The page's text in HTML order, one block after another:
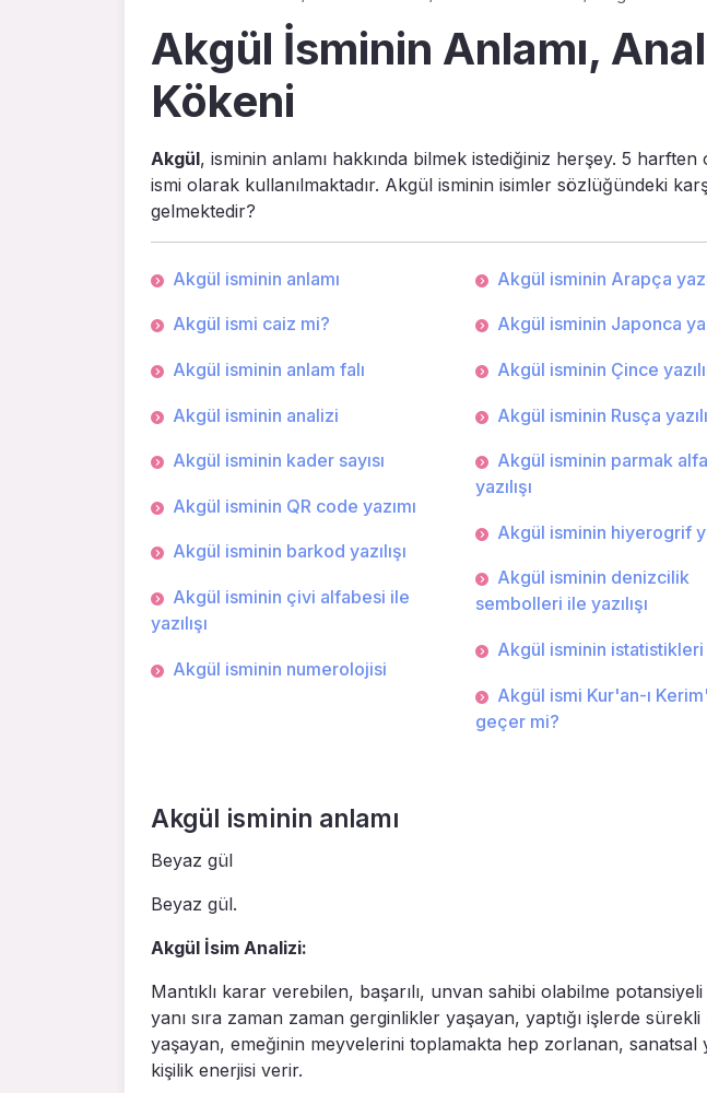
Akgül İsminin Anlamı,
Kökeni
Akgül, isminin anlamı hakkında bilmek istediğiniz herşey. 5 harften
ismi olarak kullanılmaktadır. Akgül isminin isimler sözlüğündeki
gelmektedir?
Akgül isminin anlamı
Akgül ismi caiz mi?
Akgül isminin anlam falı
Akgül isminin analizi
Akgül isminin kader sayısı
Akgül isminin QR code yazımı
Akgül isminin barkod yazılışı
Akgül isminin çivi alfabesi ile
yazılışı
Akgül isminin numerolojisi
Akgül isminin Arapça
Akgül isminin Japonca
Akgül isminin Çince
Akgül isminin Rusça
Akgül isminin parmak
yazılışı
Akgül isminin hiyerogrif
Akgül isminin denizcilik
sembolleri ile yazılışı
Akgül isminin istatistikleri
Akgül ismi Kur'an-ı
geçer mi?
Akgül isminin anlamı
Beyaz gül
Beyaz gül.
Akgül İsim Analizi:
Mantıklı karar verebilen, başarılı, unvan sahibi olabilme
yanı sıra zaman zaman gerginlikler yaşayan, yaptığı işlerde
yaşayan, emeğinin meyvelerini toplamakta hep zorlanan, sanatsal
kişilik enerjisi verir.